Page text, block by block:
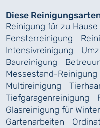
Diese
Reinigung für zu Hause
Fensterreinigung
Intensivreinigung
Baureinigung
Messestand-Reinigung
Multireinigung
Tiefgaragenreinigung
Glasreinigung für
Gartenarbeiten